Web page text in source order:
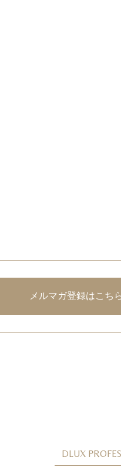
メルマガ登録はこち
DLUX